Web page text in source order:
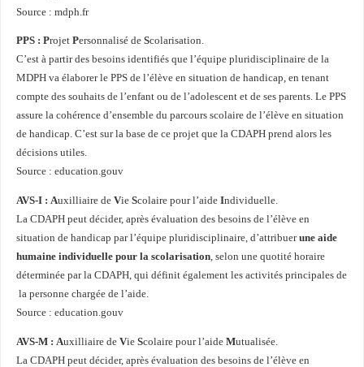
Source : mdph.fr
PPS : Projet Personnalisé de Scolarisation.
C’est à partir des besoins identifiés que l’équipe pluridisciplinaire de la
MDPH va élaborer le PPS de l’élève en situation de handicap, en tenant
compte des souhaits de l’enfant ou de l’adolescent et de ses parents. Le PPS
assure la cohérence d’ensemble du parcours scolaire de l’élève en situation
de handicap. C’est sur la base de ce projet que la CDAPH prend alors les
décisions utiles.
Source : education.gouv
AVS-I : Auxilliaire de Vie Scolaire pour l’aide Individuelle.
La CDAPH peut décider, après évaluation des besoins de l’élève en
situation de handicap par l’équipe pluridisciplinaire, d’attribuerune aide
humaine individuelle pour la scolarisation, selon une quotité horaire
déterminée par la CDAPH, qui définit également les activités principales de
la personne chargée de l’aide.
Source : education.gouv
AVS-M : Auxilliaire de Vie Scolaire pour l’aide Mutualisée.
La CDAPH peut décider, après évaluation des besoins de l’élève en